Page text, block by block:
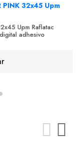
32x45 Upm
Upm Raflatac
adhesivo